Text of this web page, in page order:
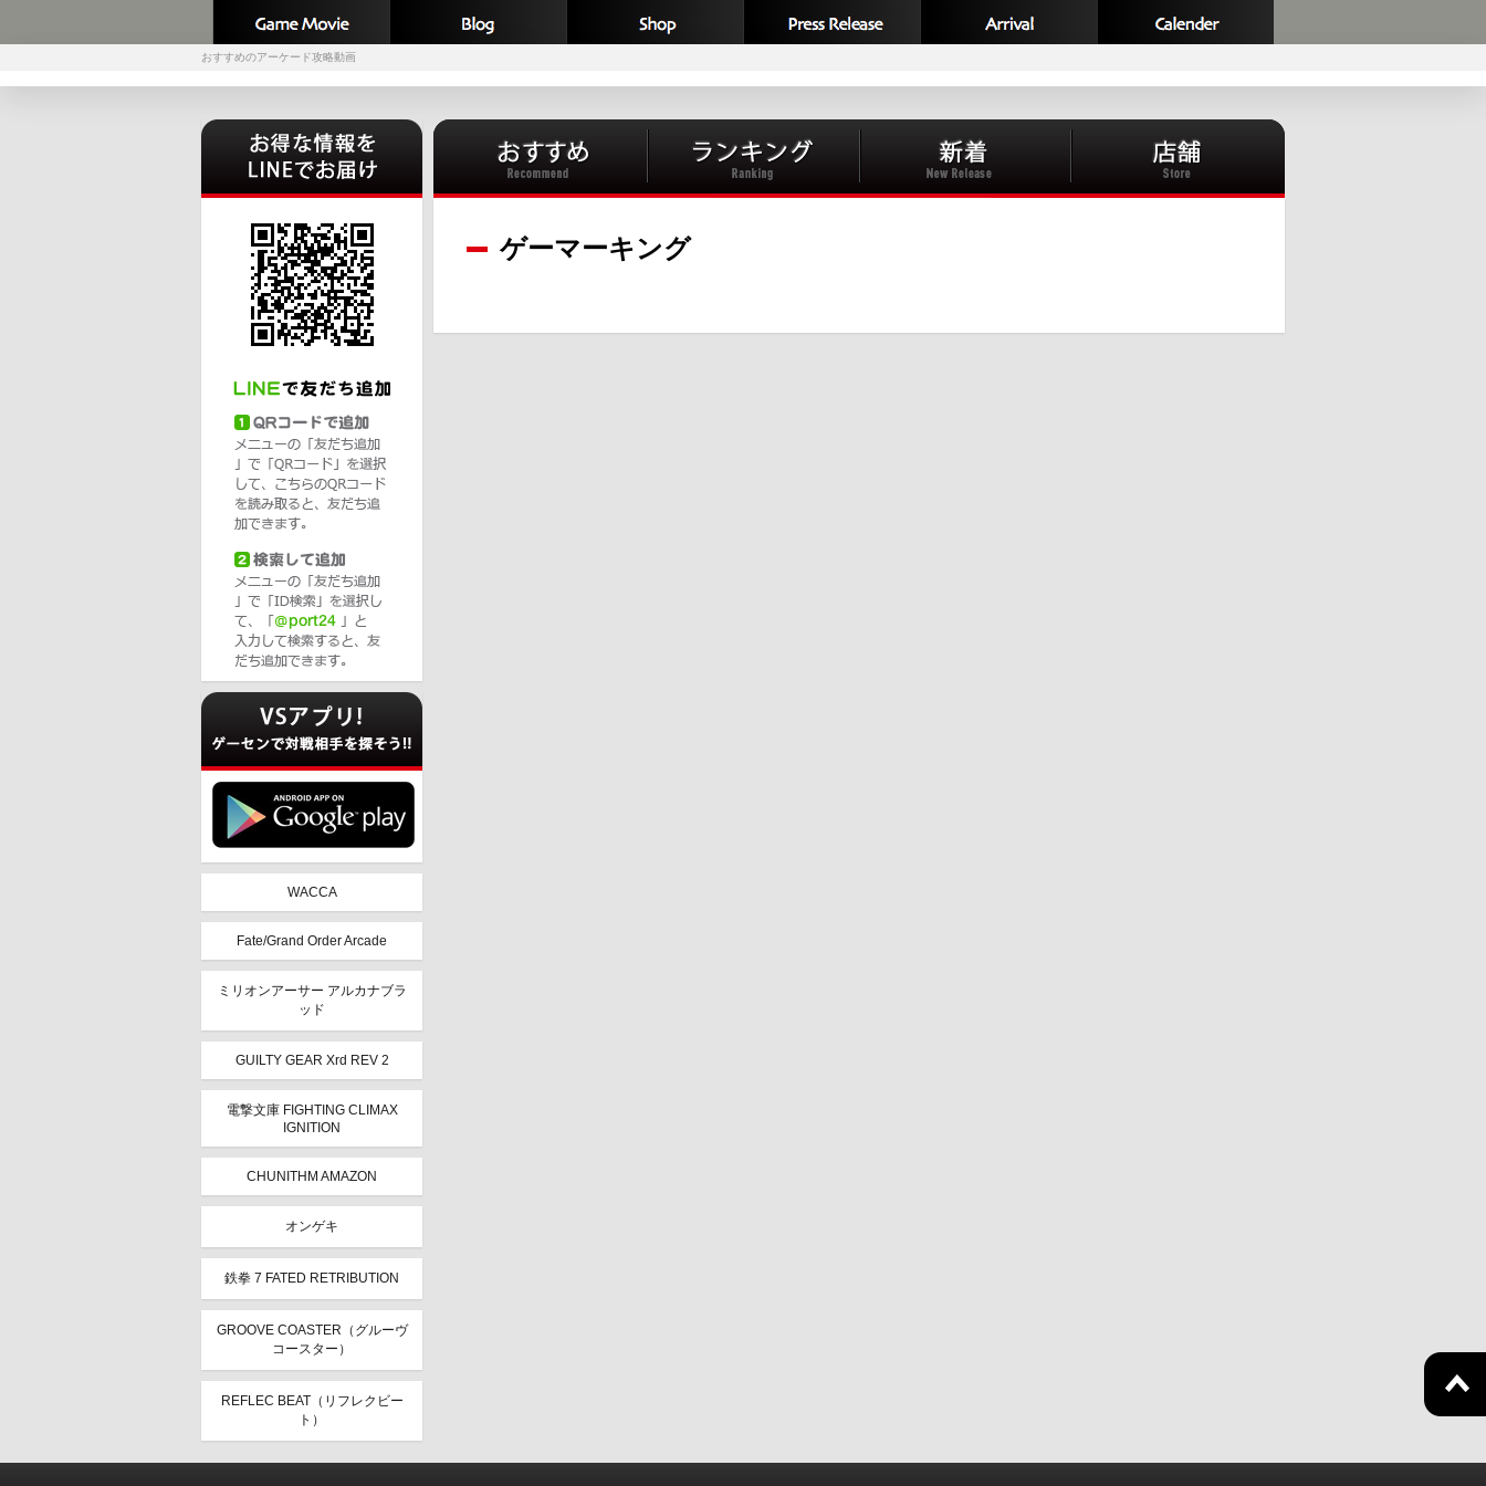
おすすめのアーケード攻略動画
ゲーマーキング
WACCA
Fate/Grand Order Arcade
ミリオンアーサー アルカナブラ
ッド
GUILTY GEAR Xrd REV 2
電撃文庫 FIGHTING CLIMAX
IGNITION
CHUNITHM AMAZON
オンゲキ
鉄拳 7 FATED RETRIBUTION
GROOVE COASTER（グルーヴ
コースター）
REFLEC BEAT（リフレクビー
ト）